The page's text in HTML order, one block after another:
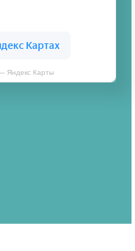
Яндекс Карты